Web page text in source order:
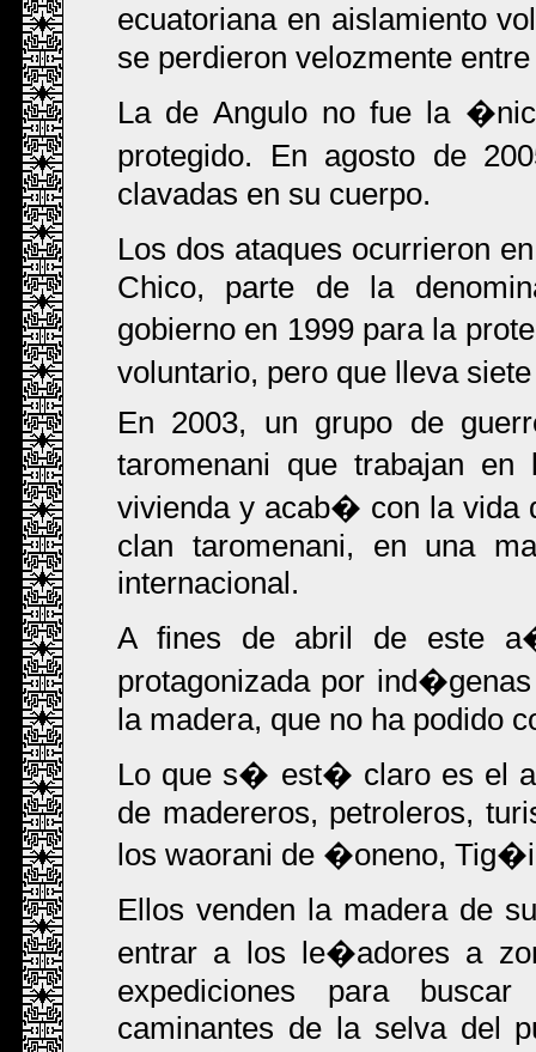
ecuatoriana en aislamiento
se perdieron velozmente
La de Angulo no fue la
protegido. En agosto de
clavadas en su cuerpo.
Los dos ataques ocurrieron
Chico, parte de la
gobierno en 1999 para la
voluntario, pero que lleva
En 2003, un grupo de
taromenani que trabajan
vivienda y acab� con la vida
clan taromenani, en una
internacional.
A fines de abril de este
protagonizada por
la madera, que no ha podido
Lo que s� est� claro es el
de madereros, petroleros,
los waorani de �oneno,
Ellos venden la madera de
entrar a los le�adores a
expediciones para
caminantes de la selva del